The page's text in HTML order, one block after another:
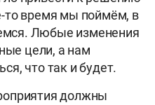
то время мы поймём, в
Любые изменения
цели, а нам
что так и будет.
должны